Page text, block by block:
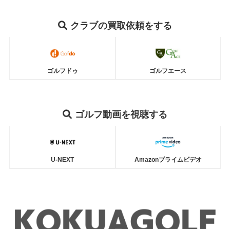
クラブの買取依頼をする
ゴルフドゥ ゴルフエース
ゴルフ動画を視聴する
U-NEXT Amazonプライムビデオ